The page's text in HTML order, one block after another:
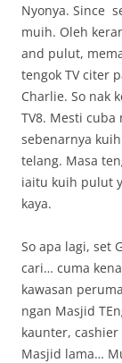
Nyonya. Since
muih. Oleh
and pulut,
tengok TV citer
Charlie. So nak
TV8. Mesti
sebenarnya
telang. Masa
iaitu kuih pulut
kaya.
So apa lagi, set
cari… cuma
kawasan
ngan Masjid
kaunter,
Masjid lama…